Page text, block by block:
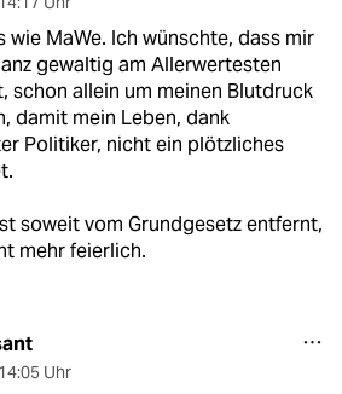
wie MaWe. Ich wünschte, dass mir
gewaltig am Allerwertesten
schon allein um meinen Blutdruck
damit mein Leben, dank
Politiker, nicht ein plötzliches
soweit vom Grundgesetz entfernt,
mehr feierlich.
14:05 Uhr